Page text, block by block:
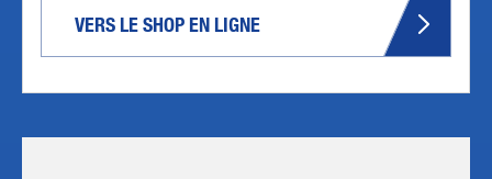
VERS LE SHOP EN LIGNE